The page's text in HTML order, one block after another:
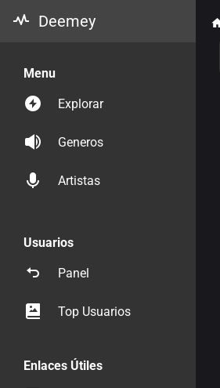
Deemey
Menu
Explorar
Generos
Artistas
Usuarios
Panel
Top Usuarios
Enlaces Útiles